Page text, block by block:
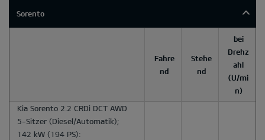
Sorento
Fahre
nd
Stehe
nd
bei
Drehz
ahl
(U/mi
n)
Kia Sorento 2.2 CRDi DCT AWD
5-Sitzer (Diesel/Automatik);
142 kW (194 PS):